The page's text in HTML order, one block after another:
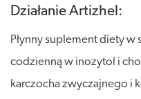
Działanie Artizhel:
Płynny suplement diety w
codzienną w inozytol i
karczocha zwyczajnego i